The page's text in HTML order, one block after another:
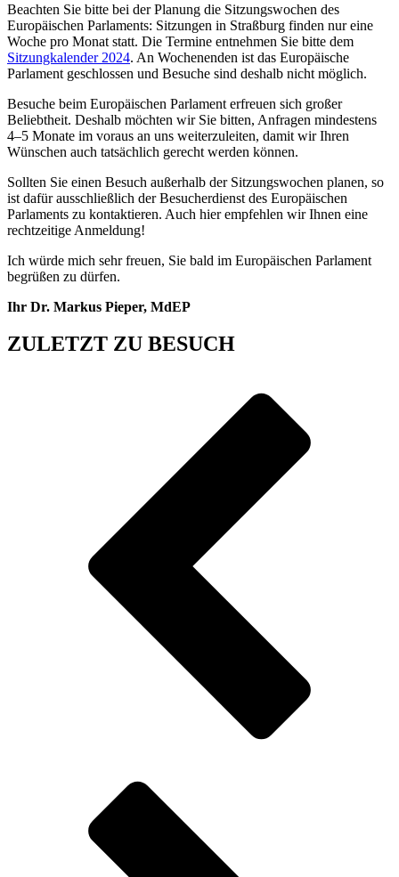
Beachten Sie bitte bei der Planung die Sitzungswochen des
Europäischen Parlaments: Sitzungen in Straßburg finden nur eine
Woche pro Monat statt. Die Termine entnehmen Sie bitte dem
Sitzungkalender 2024. An Wochenenden ist das Europäische
Parlament geschlossen und Besuche sind deshalb nicht möglich.
Besuche beim Europäischen Parlament erfreuen sich großer
Beliebtheit. Deshalb möchten wir Sie bitten, Anfragen mindestens
4–5 Monate im voraus an uns weiterzuleiten, damit wir Ihren
Wünschen auch tatsächlich gerecht werden können.
Sollten Sie einen Besuch außerhalb der Sitzungswochen planen, so
ist dafür ausschließlich der Besucherdienst des Europäischen
Parlaments zu kontaktieren. Auch hier empfehlen wir Ihnen eine
rechtzeitige Anmeldung!
Ich würde mich sehr freuen, Sie bald im Europäischen Parlament
begrüßen zu dürfen.
Ihr Dr. Markus Pieper, MdEP
ZULETZT ZU BESUCH